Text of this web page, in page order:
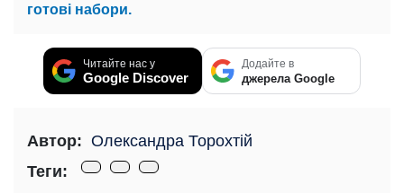
готові набори.
Читайте нас у
Google Discover
Додайте в
джерела Google
Автор: Олександра Торохтій
Теги: